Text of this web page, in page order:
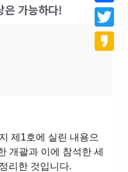
은 가능하다!
제1호에 실린 내용으
개괄과 이에 참석한 세
리한 것입니다.
Twitter